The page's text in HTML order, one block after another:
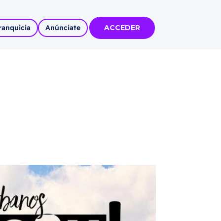
invertir
MÁS
con
tu Marca
Anúnciate ACCEDER